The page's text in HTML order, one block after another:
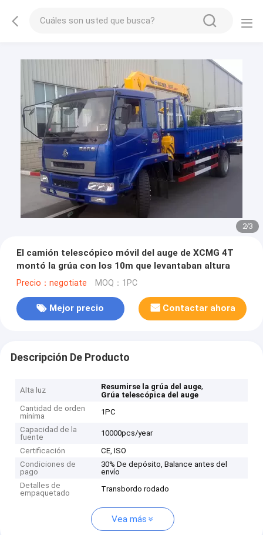
2/3
El camión telescópico móvil del auge de XCMG 4T
montó la grúa con los 10m que levantaban altura
Precio：negotiate MOQ：1PC
Mejor precio Contactar ahora
Descripción De Producto
Alta luz Resumirse la grúa del auge,
Grúa telescópica del auge
Cantidad de orden
mínima
1PC
Capacidad de la
fuente
10000pcs/year
Certificación
CE, ISO
Condiciones de
pago
30% De depósito, Balance antes del
envío
Detalles de
empaquetado
Transbordo rodado
Vea más